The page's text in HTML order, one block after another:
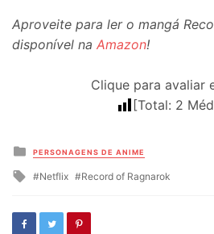
Aproveite para ler o mangá
disponível na Amazon!
Clique para avaliar
[Total: 2
Posted
in
PERSONAGENS DE ANIME
Tagged
Netflix Record of Ragnarok